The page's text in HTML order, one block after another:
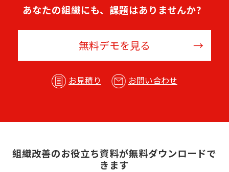
あなたの組織にも、課題はありませんか？
無料デモを見る
お見積り お問い合わせ
組織改善のお役立ち資料が無料ダウンロードで
きます